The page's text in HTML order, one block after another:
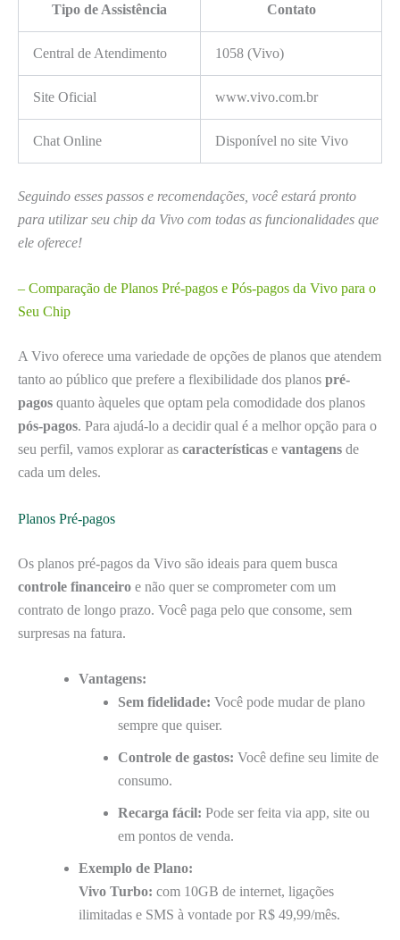
Tipo de Assistência Contato
Central de Atendimento 1058 (Vivo)
Site Oficial www.vivo.com.br
Chat Online Disponível no site Vivo
Seguindo esses passos e recomendações, você estará pronto
para utilizar seu chip da Vivo com todas as funcionalidades que
ele oferece!
– Comparação de Planos Pré-pagos e Pós-pagos da Vivo para o
Seu Chip
A Vivo oferece uma variedade de opções de planos que atendem
tanto ao público que prefere a flexibilidade dos planos pré-
pagos quanto àqueles que optam pela comodidade dos planos
pós-pagos. Para ajudá-lo a decidir qual é a melhor opção para o
seu perfil, vamos explorar as características e vantagens de
cada um deles.
Planos Pré-pagos
Os planos pré-pagos da Vivo são ideais para quem busca
controle financeiro e não quer se comprometer com um
contrato de longo prazo. Você paga pelo que consome, sem
surpresas na fatura.
Vantagens:
Sem fidelidade: Você pode mudar de plano
sempre que quiser.
Controle de gastos: Você define seu limite de
consumo.
Recarga fácil: Pode ser feita via app, site ou
em pontos de venda.
Exemplo de Plano:
Vivo Turbo: com 10GB de internet, ligações
ilimitadas e SMS à vontade por R$ 49,99/mês.